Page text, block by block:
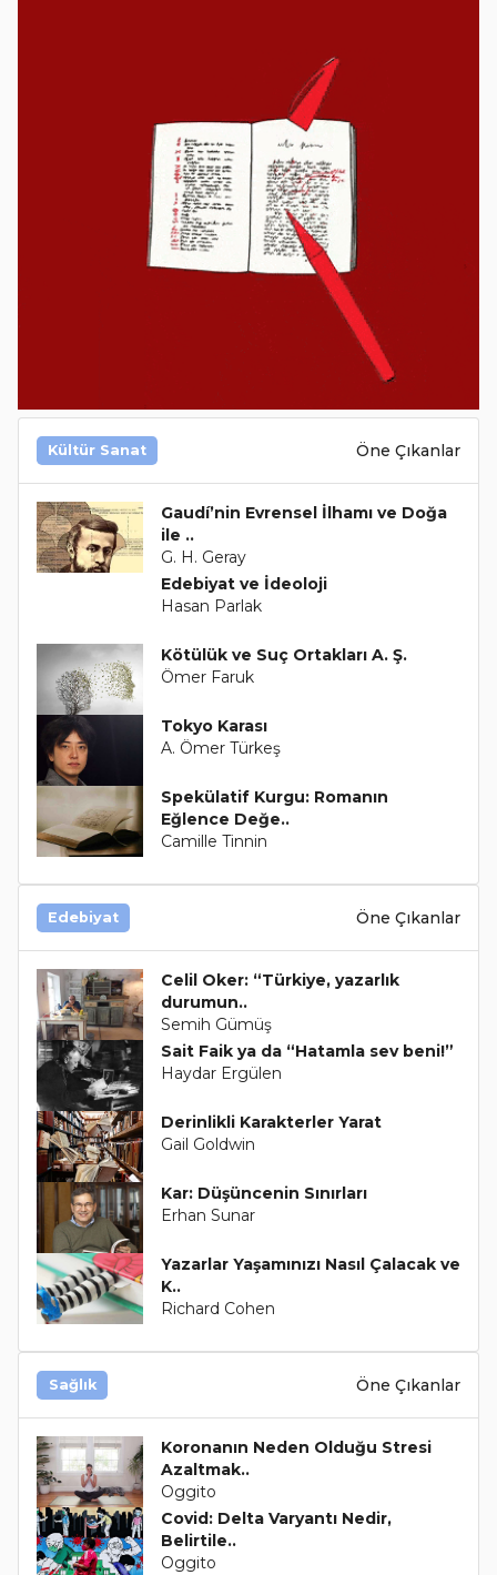
Kültür Sanat Öne Çıkanlar
Gaudí’nin Evrensel İlhamı ve Doğa
ile ..
G. H. Geray
Edebiyat ve İdeoloji
Hasan Parlak
Kötülük ve Suç Ortakları A. Ş.
Ömer Faruk
Tokyo Karası
A. Ömer Türkeş
Spekülatif Kurgu: Romanın
Eğlence Değe..
Camille Tinnin
Edebiyat Öne Çıkanlar
Celil Oker: “Türkiye, yazarlık
durumun..
Semih Gümüş
Sait Faik ya da “Hatamla sev beni!”
Haydar Ergülen
Derinlikli Karakterler Yarat
Gail Goldwin
Kar: Düşüncenin Sınırları
Erhan Sunar
Yazarlar Yaşamınızı Nasıl Çalacak ve
K..
Richard Cohen
Sağlık Öne Çıkanlar
Koronanın Neden Olduğu Stresi
Azaltmak..
Oggito
Covid: Delta Varyantı Nedir,
Belirtile..
Oggito